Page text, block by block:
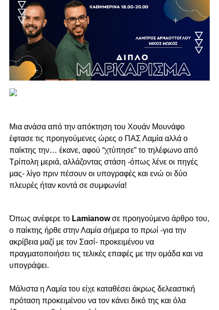
Μια ανάσα από την απόκτηση του Χουάν Μουνάφο
έφτασε τις προηγούμενες ώρες ο ΠΑΣ Λαμία αλλά ο
παίκτης την… έκανε, αφού “χτύπησε” το τηλέφωνο από
Τρίπολη μεριά, αλλάζοντας στάση -όπως λένε οι πηγές
μας- λίγο πριν πέσουν οι υπογραφές και ενώ οι δύο
πλευρές ήταν κοντά σε συμφωνία!
Όπως ανέφερε το Lamianowσε προηγούμενο άρθρο του,
ο παίκτης ήρθε στην Λαμία σήμερα το πρωί -για την
ακρίβεια μαζί με τον Σασί- προκειμένου να
πραγματοποιήσει τις τελικές επαφές με την ομάδα και να
υπογράψει.
Μάλιστα η Λαμία του είχε καταθέσει άκρως δελεαστική
πρόταση προκειμένου να τον κάνει δικό της και όλα